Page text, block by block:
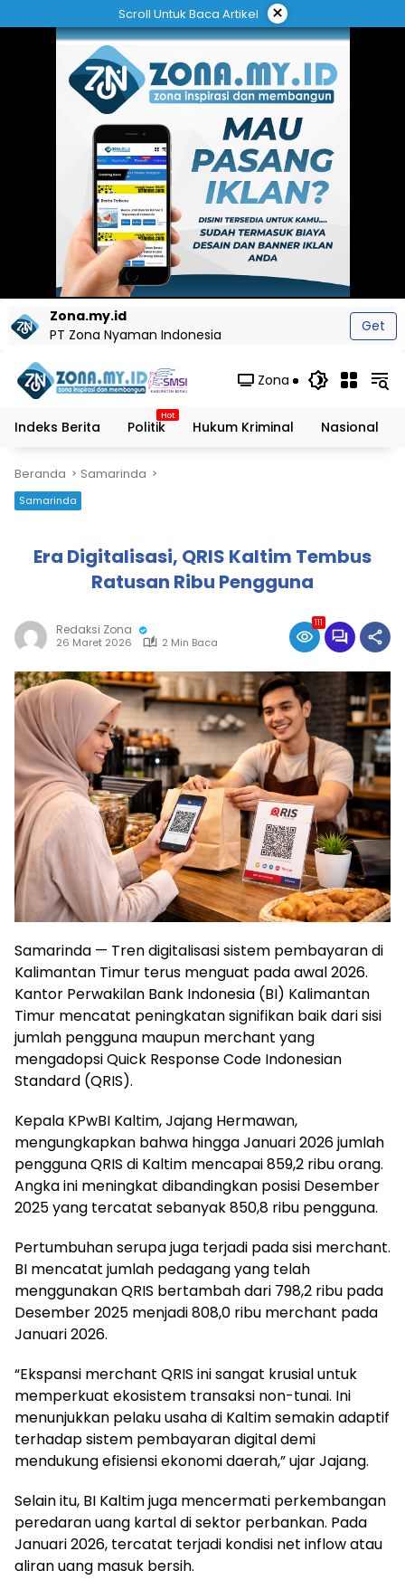
ke
Scroll Untuk Baca Artikel ×
Zona.my.id
PT Zona Nyaman Indonesia
Get
Zona
Indeks Berita Politik Hukum Kriminal Nasional
Beranda Samarinda
Samarinda
Era Digitalisasi, QRIS Kaltim Tembus
Ratusan Ribu Pengguna
Redaksi Zona
26 Maret 2026 2 Min Baca
111
Samarinda — Tren digitalisasi sistem pembayaran di
Kalimantan Timur terus menguat pada awal 2026.
Kantor Perwakilan Bank Indonesia (BI) Kalimantan
Timur mencatat peningkatan signifikan baik dari sisi
jumlah pengguna maupun merchant yang
mengadopsi Quick Response Code Indonesian
Standard (QRIS).
Kepala KPwBI Kaltim, Jajang Hermawan,
mengungkapkan bahwa hingga Januari 2026 jumlah
pengguna QRIS di Kaltim mencapai 859,2 ribu orang.
Angka ini meningkat dibandingkan posisi Desember
2025 yang tercatat sebanyak 850,8 ribu pengguna.
Pertumbuhan serupa juga terjadi pada sisi merchant.
BI mencatat jumlah pedagang yang telah
menggunakan QRIS bertambah dari 798,2 ribu pada
Desember 2025 menjadi 808,0 ribu merchant pada
Januari 2026.
“Ekspansi merchant QRIS ini sangat krusial untuk
memperkuat ekosistem transaksi non-tunai. Ini
menunjukkan pelaku usaha di Kaltim semakin adaptif
terhadap sistem pembayaran digital demi
mendukung efisiensi ekonomi daerah,” ujar Jajang.
Selain itu, BI Kaltim juga mencermati perkembangan
peredaran uang kartal di sektor perbankan. Pada
Januari 2026, tercatat terjadi kondisi net inflow atau
aliran uang masuk bersih.